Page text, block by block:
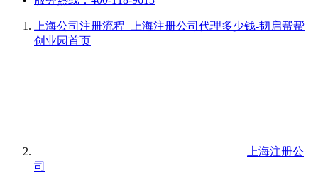
上海公司注册流程_上海注册公司代理多少钱-韧启帮帮
创业园首页
上海注册公
司